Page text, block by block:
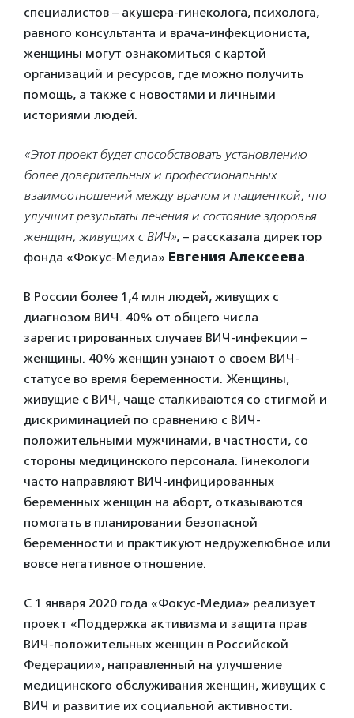
специалистов – акушера-гинеколога, психолога,
равного консультанта и врача-инфекциониста,
женщины могут ознакомиться с картой
организаций и ресурсов, где можно получить
помощь, а также с новостями и личными
историями людей.
«Этот проект будет способствовать установлению
более доверительных и профессиональных
взаимоотношений между врачом и пациенткой, что
улучшит результаты лечения и состояние здоровья
женщин, живущих с ВИЧ», – рассказала директор
фонда «Фокус-Медиа» Евгения Алексеева.
В России более 1,4 млн людей, живущих с
диагнозом ВИЧ. 40% от общего числа
зарегистрированных случаев ВИЧ-инфекции –
женщины. 40% женщин узнают о своем ВИЧ-
статусе во время беременности. Женщины,
живущие с ВИЧ, чаще сталкиваются со стигмой и
дискриминацией по сравнению с ВИЧ-
положительными мужчинами, в частности, со
стороны медицинского персонала. Гинекологи
часто направляют ВИЧ-инфицированных
беременных женщин на аборт, отказываются
помогать в планировании безопасной
беременности и практикуют недружелюбное или
вовсе негативное отношение.
С 1 января 2020 года «Фокус-Медиа» реализует
проект «Поддержка активизма и защита прав
ВИЧ-положительных женщин в Российской
Федерации», направленный на улучшение
медицинского обслуживания женщин, живущих с
ВИЧ и развитие их социальной активности.